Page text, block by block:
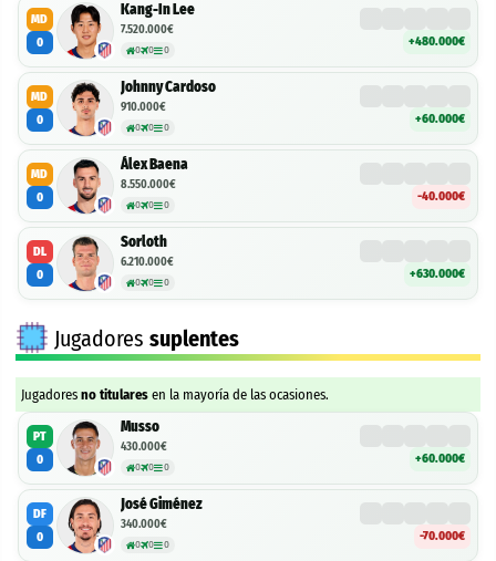
MD
0
Kang-In Lee
7.520.000€
0 0 0
+480.000€
MD
0
Johnny Cardoso
910.000€
0 0 0
+60.000€
MD
0
Álex Baena
8.550.000€
0 0 0
-40.000€
DL
0
Sorloth
6.210.000€
0 0 0
+630.000€
Jugadores suplentes
Jugadores no titulares en la mayoría de las ocasiones.
PT
0
Musso
430.000€
0 0 0
+60.000€
DF
0
José Giménez
340.000€
0 0 0
-70.000€